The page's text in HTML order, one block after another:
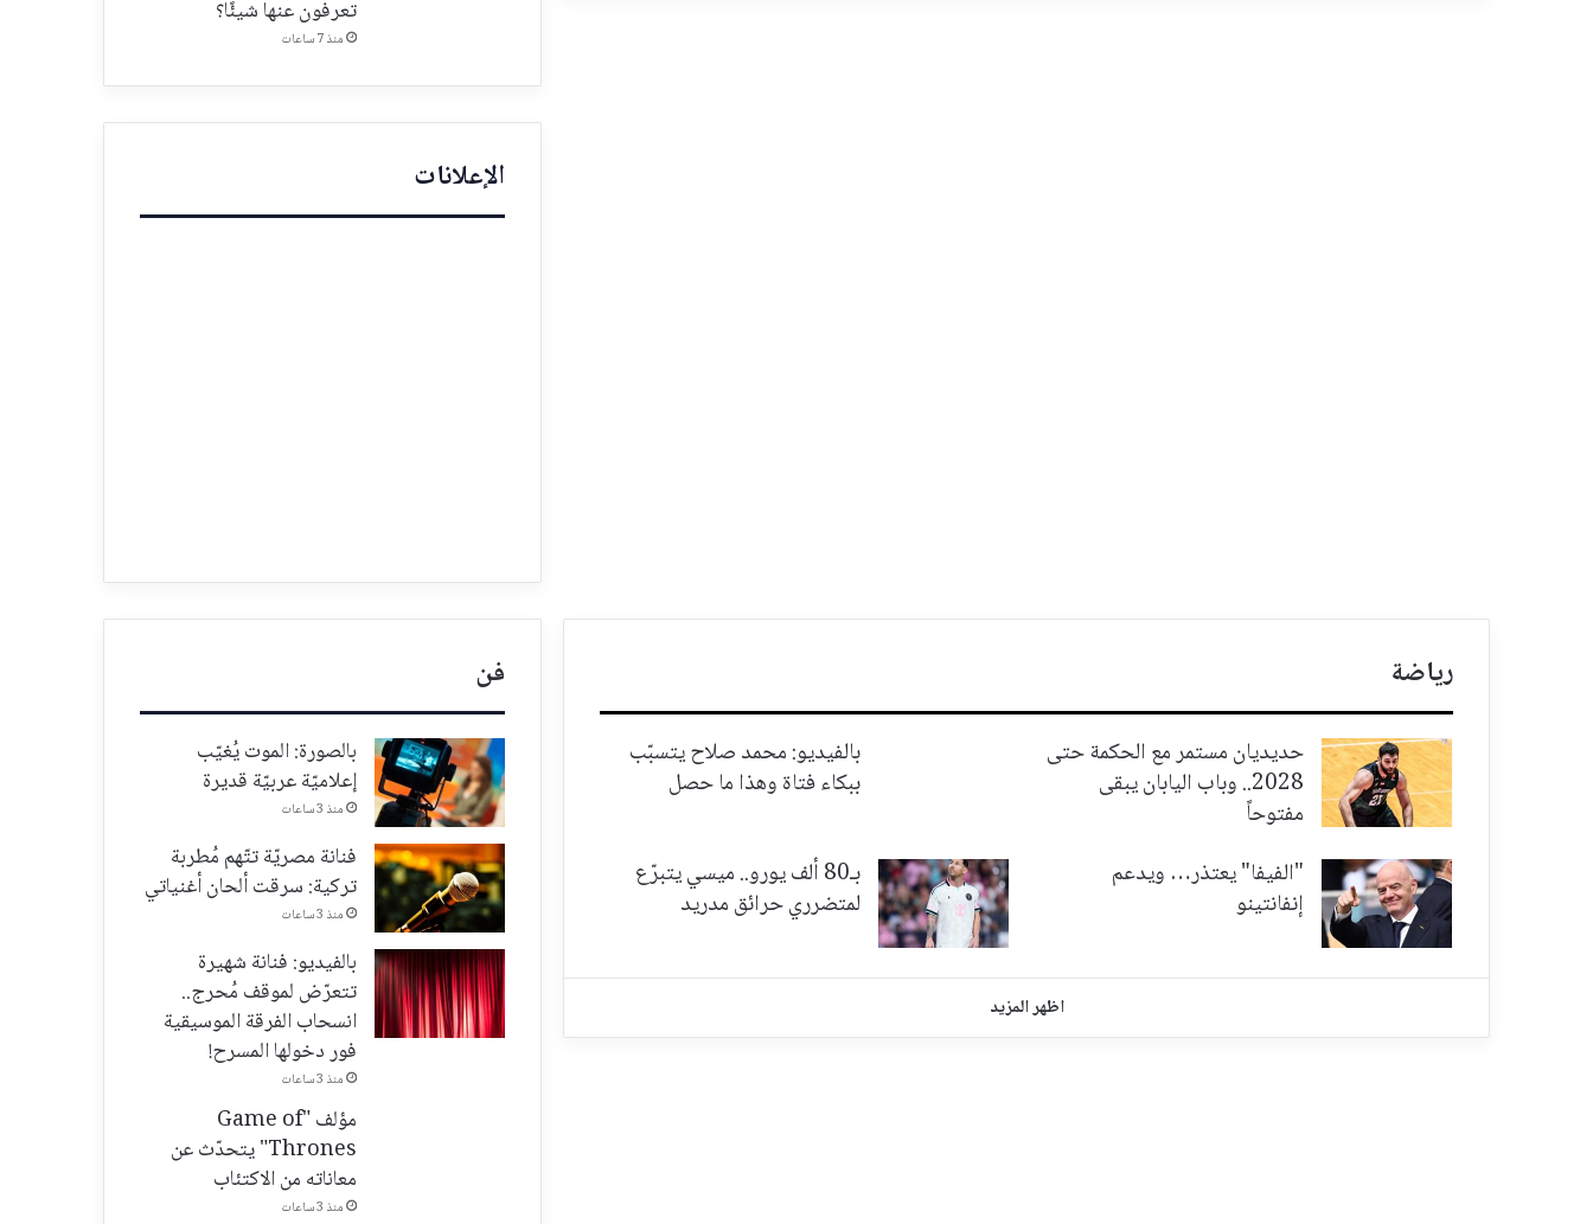
تعرفون عنها شيئًا؟
منذ 7 ساعات
الإعلانات
رياضة
حديديان مستمر مع الحكمة حتى
2028.. وباب اليابان يبقى
مفتوحاً
بالفيديو: محمد صلاح يتسبّب
ببكاء فتاة وهذا ما حصل
"الفيفا" يعتذر… ويدعم
إنفانتينو
بـ80 ألف يورو.. ميسي يتبرّع
لمتضرري حرائق مدريد
اظهر المزيد
فن
بالصورة: الموت يُغيّب
إعلاميّة عربيّة قديرة
منذ 3 ساعات
فنانة مصريّة تتّهم مُطربة
تركية: سرقت ألحان أغنياتي
منذ 3 ساعات
بالفيديو: فنانة شهيرة
تتعرّض لموقف مُحرج..
انسحاب الفرقة الموسيقية
فور دخولها المسرح!
منذ 3 ساعات
مؤلف "Game of
Thrones" يتحدّث عن
معاناته من الاكتئاب
منذ 3 ساعات